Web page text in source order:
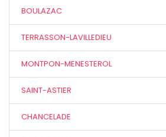
BOULAZAC
TERRASSON-LAVILLEDIEU
MONTPON-MENESTEROL
SAINT-ASTIER
CHANCELADE